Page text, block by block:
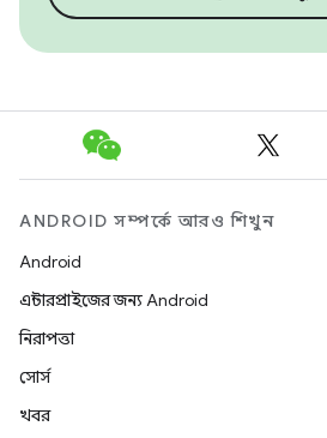
ANDROID সম্পর্কে আরও শিখুন
Android
এন্টারপ্রাইজের জন্য Android
নিরাপত্তা
সোর্স
খবর